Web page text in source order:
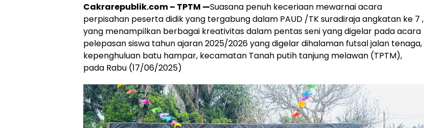
Cakrarepublik.com – TPTM —Suasana penuh keceriaan mewarnai acara
perpisahan peserta didik yang tergabung dalam PAUD /TK suradiraja angkatan ke 7 ,
yang menampilkan berbagai kreativitas dalam pentas seni yang digelar pada acara
pelepasan siswa tahun ajaran 2025/2026 yang digelar dihalaman futsal jalan tenaga,
kepenghuluan batu hampar, kecamatan Tanah putih tanjung melawan (TPTM),
pada Rabu (17/06/2025)